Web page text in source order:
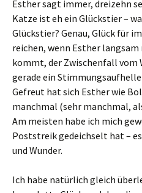
Esther sagt immer, dreizehn
Katze ist eh ein Glückstier –
Glückstier? Genau, Glück für
reichen, wenn Esther langsam
kommt, der Zwischenfall vom
gerade ein
Gefreut hat sich Esther wie
manchmal (sehr manchmal,
Am meisten habe ich mich
Poststreik gedeichselt hat –
und Wunder.
Ich habe natürlich gleich